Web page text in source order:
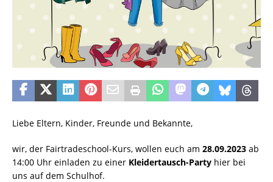
Liebe Eltern, Kinder, Freunde und Bekannte,
wir, der Fairtradeschool-Kurs, wollen euch am 28.09.2023 ab
14:00 Uhr einladen zu einer Kleidertausch-Party hier bei
uns auf dem Schulhof.